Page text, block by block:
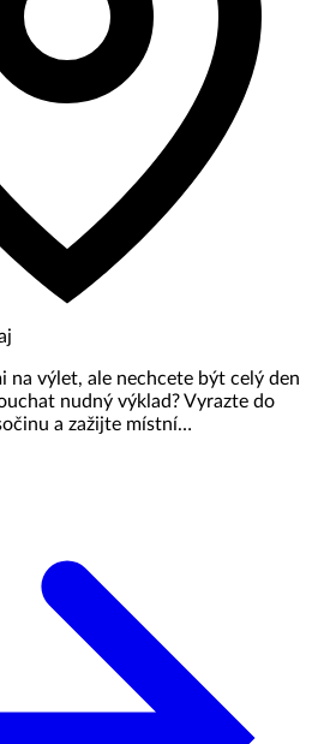
na výlet, ale nechcete být celý den
nudný výklad? Vyrazte do
a zažijte místní…